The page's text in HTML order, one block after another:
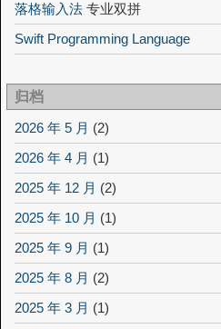
落格输入法 专业双拼
Swift Programming Language
归档
2026 年 5 月 (2)
2026 年 4 月 (1)
2025 年 12 月 (2)
2025 年 10 月 (1)
2025 年 9 月 (1)
2025 年 8 月 (2)
2025 年 3 月 (1)